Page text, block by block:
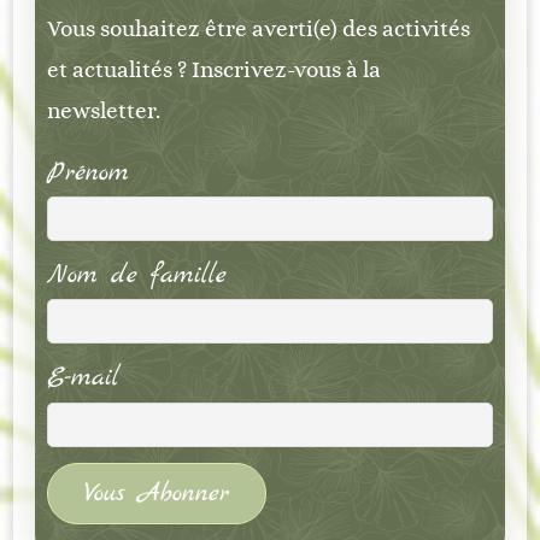
Vous souhaitez être averti(e) des activités
et actualités ? Inscrivez-vous à la
newsletter.
Prénom
Nom de famille
E-mail